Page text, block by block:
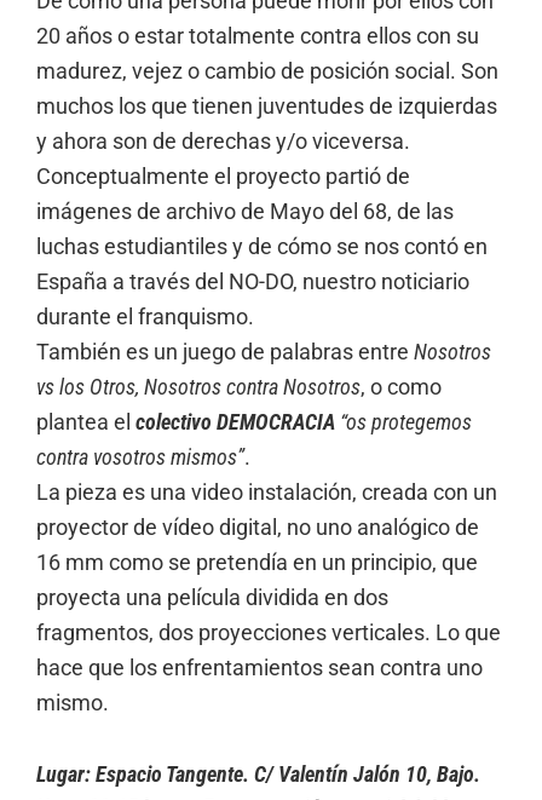
20 años o estar totalmente contra ellos con su
madurez, vejez o cambio de posición social. Son
muchos los que tienen juventudes de izquierdas
y ahora son de derechas y/o viceversa.
Conceptualmente el proyecto partió de
imágenes de archivo de Mayo del 68, de las
luchas estudiantiles y de cómo se nos contó en
España a través del NO-DO, nuestro noticiario
durante el franquismo.
También es un juego de palabras entre Nosotros
vs los Otros, Nosotros contra Nosotros, o como
plantea el colectivo DEMOCRACIA “os protegemos
contra vosotros mismos”.
La pieza es una video instalación, creada con un
proyector de vídeo digital, no uno analógico de
16 mm como se pretendía en un principio, que
proyecta una película dividida en dos
fragmentos, dos proyecciones verticales. Lo que
hace que los enfrentamientos sean contra uno
mismo.
Lugar: Espacio Tangente. C/ Valentín Jalón 10, Bajo.